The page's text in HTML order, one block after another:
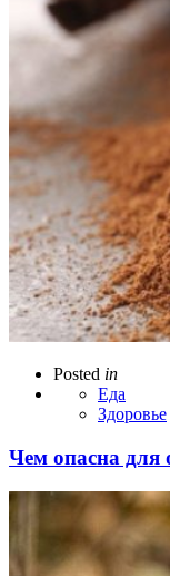
Posted in
Еда
Здоровье
Чем опасна для